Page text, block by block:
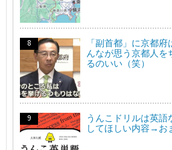
「副首都」に京都
んなが思う京都人を
るのいい（笑）
うんこドリルは英語
してほしい内容→お